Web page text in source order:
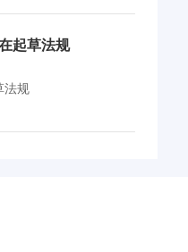
起草法规
法规